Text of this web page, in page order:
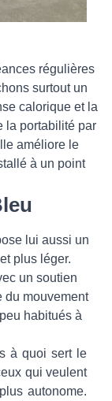
régulières
surtout un
calorique et la
la portabilité par
améliore le
à un point
lui aussi un
plus léger.
un soutien
du mouvement
habitués à
à quoi sert le
qui veulent
autonome.